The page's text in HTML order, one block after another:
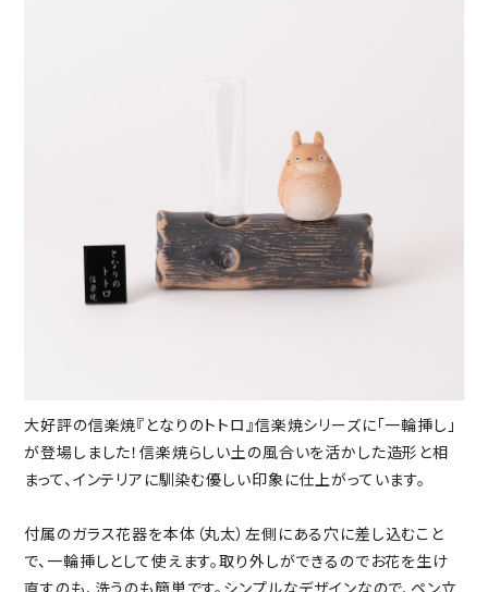
大好評の信楽焼『となりのトトロ』信楽焼シリーズに「一輪挿し」
が登場しました！信楽焼らしい土の風合いを活かした造形と相
まって、インテリアに馴染む優しい印象に仕上がっています。
付属のガラス花器を本体（丸太）左側にある穴に差し込むこと
で、一輪挿しとして使えます。取り外しができるのでお花を生け